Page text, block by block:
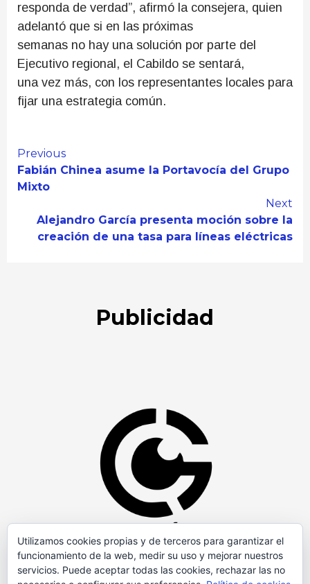
responda de verdad”, afirmó la consejera, quien
adelantó que si en las próximas
semanas no hay una solución por parte del
Ejecutivo regional, el Cabildo se sentará,
una vez más, con los representantes locales para
fijar una estrategia común.
Continue
Reading
Previous
Fabián Chinea asume la Portavocía del Grupo
Mixto
Next
Alejandro García presenta moción sobre la
creación de una tasa para líneas eléctricas
Publicidad
Utilizamos cookies propias y de terceros para garantizar el
funcionamiento de la web, medir su uso y mejorar nuestros
servicios. Puede aceptar todas las cookies, rechazar las no